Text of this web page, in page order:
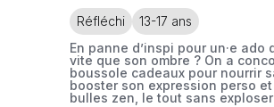
Réfléchi
13-17 ans
En panne d’inspi pour un·e ado
vite que son ombre ? On a
boussole cadeaux pour nourrir
booster son expression perso
bulles zen, le tout sans